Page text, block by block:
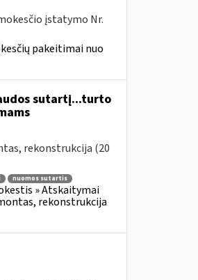
įstatymo Nr.
pakeitimai nuo
sutartį...turto
rekonstrukcija (20
nuomos sutartis
» Atskaitymai
rekonstrukcija